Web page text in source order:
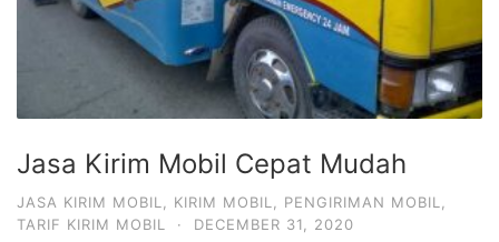
Jasa Kirim Mobil Cepat Mudah
JASA KIRIM MOBIL, KIRIM MOBIL, PENGIRIMAN MOBIL,
TARIF KIRIM MOBIL
· DECEMBER 31, 2020